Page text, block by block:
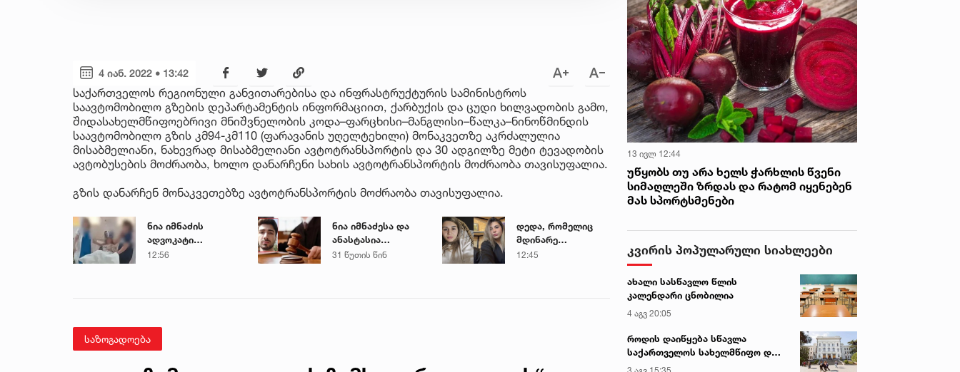
4 იან. 2022 • 13:42
საქართველოს რეგიონული განვითარებისა და ინფრასტრუქტურის სამინისტროს
საავტომობილო გზების დეპარტამენტის ინფორმაციით, ქარბუქის და ცუდი ხილვადობის გამო,
შიდასახელმწიფოებრივი მნიშვნელობის კოდა–ფარცხისი–მანგლისი–წალკა–ნინოწმინდის
საავტომობილო გზის კმ94-კმ110 (ფარავანის უღელტეხილი) მონაკვეთზე აკრძალულია
მისაბმელიანი, ნახევრად მისაბმელიანი ავტოტრანსპორტის და 30 ადგილზე მეტი ტევადობის
ავტობუსების მოძრაობა, ხოლო დანარჩენი სახის ავტოტრანსპორტის მოძრაობა თავისუფალია.
გზის დანარჩენ მონაკვეთებზე ავტოტრანსპორტის მოძრაობა თავისუფალია.
ნია იმნაძის
ადვოკატი
საავადმყოფოში
12:56
ნია იმნაძესა და
ანასტასია
ბერუაშვილს
31 წუთის წინ
დედა, რომელიც
მდინარე
ხობისწყალში
12:45
საზოგადოება
13 ივლ 12:44
უწყობს თუ არა ხელს ჭარხლის წვენი
სიმაღლეში ზრდას და რატომ იყენებენ
მას სპორტსმენები
კვირის პოპულარული სიახლეები
ახალი სასწავლო წლის
კალენდარი ცნობილია
4 აგვ 20:05
როდის დაიწყება სწავლა
საქართველოს სახელმწიფო და
კერძო უნივერსიტეტებში